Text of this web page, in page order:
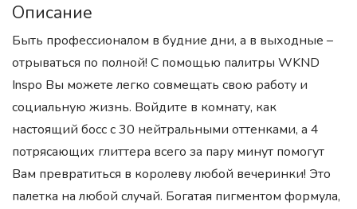
Описание
Быть профессионалом в будние дни, а в выходные –
отрываться по полной! С помощью палитры WKND
Inspo Вы можете легко совмещать свою работу и
социальную жизнь. Войдите в комнату, как
настоящий босс с 30 нейтральными оттенками, а 4
потрясающих глиттера всего за пару минут помогут
Вам превратиться в королеву любой вечеринки! Это
палетка на любой случай. Богатая пигментом формула,